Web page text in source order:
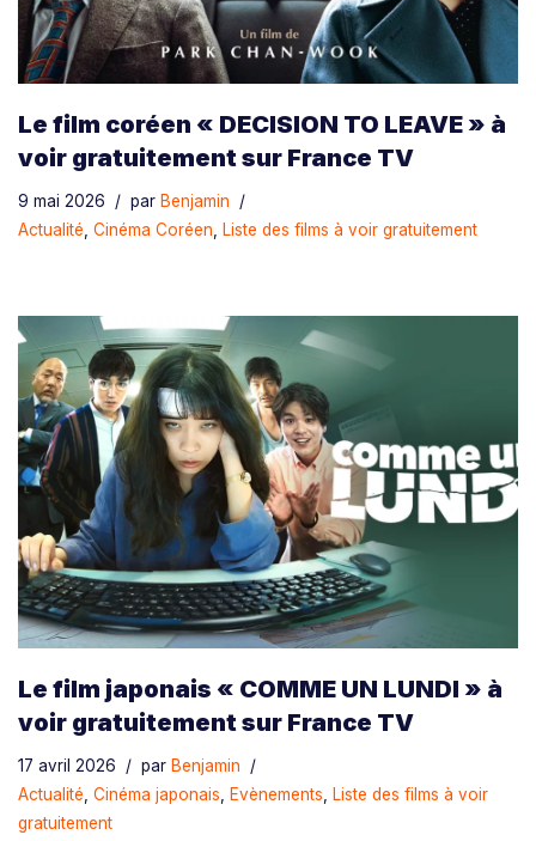
Le film coréen « DECISION TO LEAVE » à
voir gratuitement sur France TV
9 mai 2026 par Benjamin
Actualité Cinéma Coréen Liste des films à voir gratuitement
Le film japonais « COMME UN LUNDI » à
voir gratuitement sur France TV
17 avril 2026 par Benjamin
Actualité, Cinéma japonais, Evènements, Liste des films à voir
gratuitement